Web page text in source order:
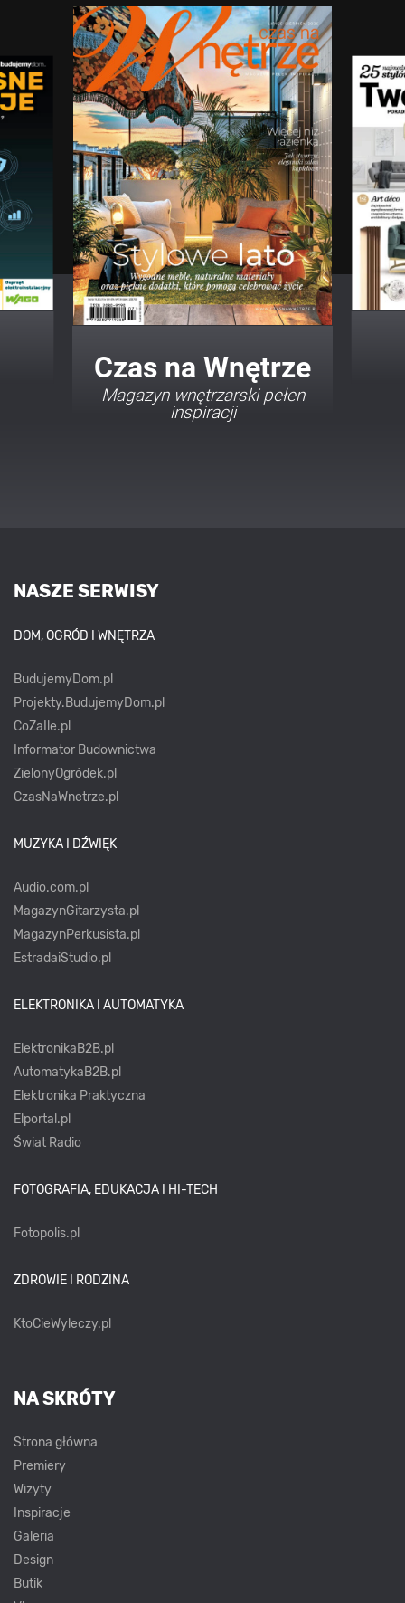
Twój Dom Twój Styl
Porady i inspiracje w
najmodniejszych stylach
NASZE SERWISY
DOM, OGRÓD I WNĘTRZA
BudujemyDom.pl
Projekty.BudujemyDom.pl
CoZaIle.pl
Informator Budownictwa
ZielonyOgródek.pl
CzasNaWnetrze.pl
MUZYKA I DŹWIĘK
Audio.com.pl
MagazynGitarzysta.pl
MagazynPerkusista.pl
EstradaiStudio.pl
ELEKTRONIKA I AUTOMATYKA
ElektronikaB2B.pl
AutomatykaB2B.pl
Elektronika Praktyczna
Elportal.pl
Świat Radio
FOTOGRAFIA, EDUKACJA I HI-TECH
Fotopolis.pl
ZDROWIE I RODZINA
KtoCieWyleczy.pl
NA SKRÓTY
Strona główna
Premiery
Wizyty
Inspiracje
Galeria
Design
Butik